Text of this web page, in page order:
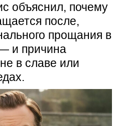
объяснил, почему
после,
прощания в
и причина
в славе или